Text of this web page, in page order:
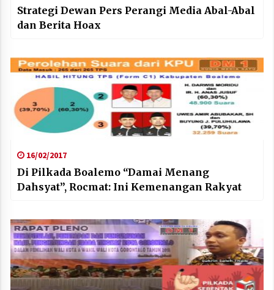
Strategi Dewan Pers Perangi Media Abal-Abal
dan Berita Hoax
16/02/2017
Di Pilkada Boalemo “Damai Menang
Dahsyat”, Rocmat: Ini Kemenangan Rakyat